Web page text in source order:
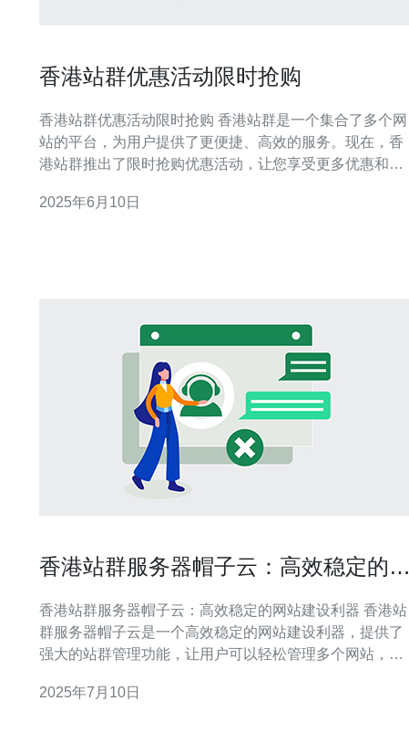
香港站群优惠活动限时抢购
香港站群优惠活动限时抢购 香港站群是一个集合了多个网
站的平台，为用户提供了更便捷、高效的服务。现在，香
港站群推出了限时抢购优惠活动，让您享受更多优惠和实
2025年6月10日
香港站群服务器帽子云：高效稳定的网
香港站群服务器帽子云：高效稳定的网站建设利器 香港站
群服务器帽子云是一个高效稳定的网站建设利器，提供了
强大的站群管理功能，让用户可以轻松管理多个网站，并
子云具有以下优势： 高效稳定：帽子云服务器采用最先进
2025年7月10日